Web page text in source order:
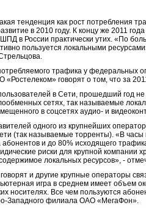
тенденция как рост потребления
в 2010 году. К концу же 2011
в России практически утих. «По
пользуется локальными
трафика у федеральных
говорят о том, что за
в Сети, прошедший год
сетях, так называемые
в соцсетях аудио- и
одного из крупнейших
(так называемые торренты). «В часы
и до 80% исходящего
риски для крупной компании
локальных ресурсов», -
и другие крупные операторы
игра в среднем имеет объем
носителях. Все чем пользуются
Западного филиала ОАО «МегаФон».